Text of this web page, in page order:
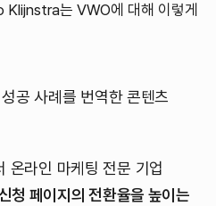
는 VWO에 대해 이렇게
공 사례를 번역한 콘텐츠
온라인 마케팅 전문 기업
청 페이지의 전환율을 높이는